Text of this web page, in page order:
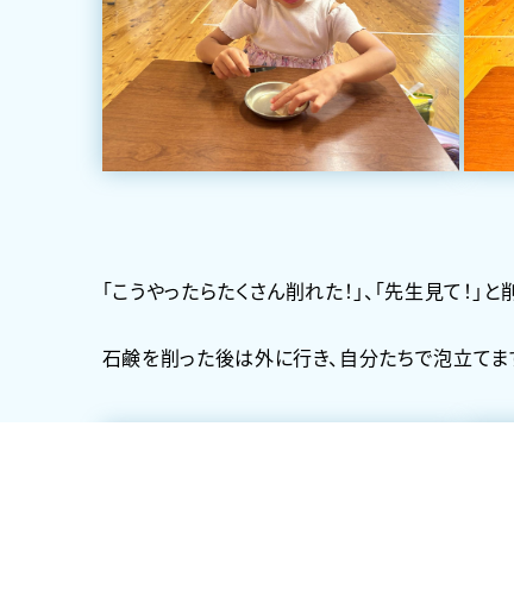
「こうやったらたくさん削れた！」、「先生見て！
石鹸を削った後は外に行き、自分たちで泡立てま